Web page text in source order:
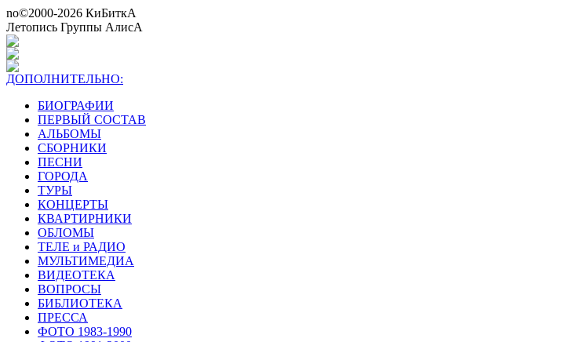
no©2000-2026 КиБиткА
Летопись Группы АлисА
ДОПОЛНИТЕЛЬНО:
БИОГРАФИИ
ПЕРВЫЙ СОСТАВ
АЛЬБОМЫ
СБОРНИКИ
ПЕСНИ
ГОРОДА
ТУРЫ
КОНЦЕРТЫ
КВАРТИРНИКИ
ОБЛОМЫ
ТЕЛЕ и РАДИО
МУЛЬТИМЕДИА
ВИДЕОТЕКА
ВОПРОСЫ
БИБЛИОТЕКА
ПРЕССА
ФОТО 1983-1990